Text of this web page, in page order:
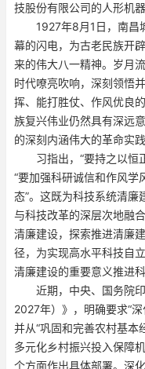
技股份有限公司的人形机
1927年8月1日，南昌
幕的闪电，为古老民族开
来的伟大八一精神。岁月
时代嘹亮吹响，深刻领悟
挥、能打胜仗、作风优良
族复兴伟业仍然具有深远
的深刻内涵伟大的革命实
习指出，“要持之以恒正
“要加强科研诚信和作风学
态”。这既为科技系统清
与科技改革的深层次地融
清廉建设，探索推进清廉
径，为实现高水平科技自
清廉建设的重要意义推进
近期，中央、国务院印
2027年）》，明确要求“
并从“巩固和完善农村基本
多元化乡村振兴投入保障
个方面作出具体部署。深